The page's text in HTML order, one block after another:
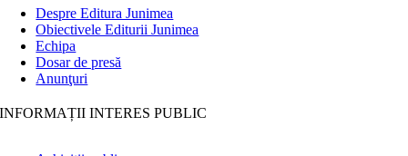
Despre Editura Junimea
Obiectivele Editurii Junimea
Echipa
Dosar de presă
Anunţuri
INFORMAȚII INTERES PUBLIC